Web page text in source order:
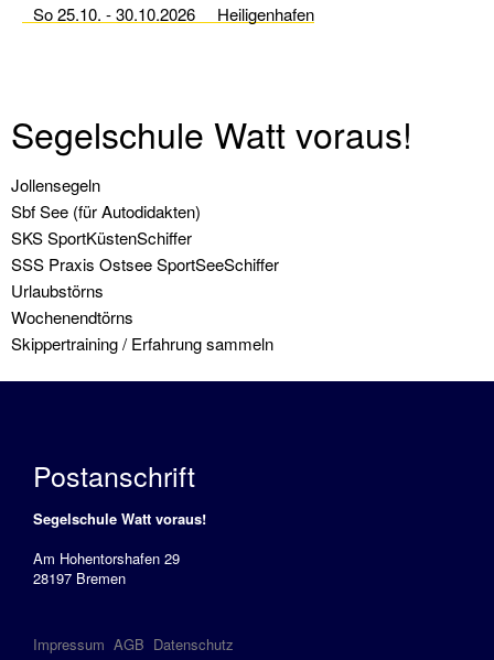
So 25.10. - 30.10.2026
Heiligenhafen
Segelschule Watt voraus!
Navigation
überspringen
Jollensegeln
Sbf See (für Autodidakten)
SKS SportKüstenSchiffer
SSS Praxis Ostsee SportSeeSchiffer
Urlaubstörns
Wochenendtörns
Skippertraining / Erfahrung sammeln
Postanschrift
Segelschule Watt voraus!
Am Hohentorshafen 29
28197 Bremen
Impressum AGB Datenschutz